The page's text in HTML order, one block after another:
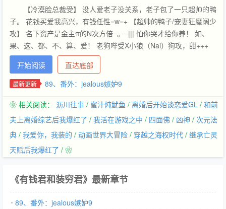
【冷漠脸总裁受】 没人爱老子没关系，老子包了一只超帅的鸭
子。 花钱买爱我高兴，有钱任性=w=+ 【超帅的鸭子/宠妻狂魔阔少
攻】 名下资产是金主π的N次方倍=。=||| 怕你哭才给你养！ 如、
果、这、都、不、算、爱！ 老狗哔受X小狼（Nai）狗攻，甜+++
“不想继承家产，只想抱着宝贝儿的大长腿调香水。” “就是穷，就
是需要总裁关爱，撑死不掉马。” 标签：强强 业界精英 励志人生
甜文 主角：裴缜，韩复 ┃ 配角：易长晴，余闻哲 ┃ 其它：调香
开始阅读 直达底部
最新更新 89、番外：jealous嫉妒9
❀ 相关阅读： 沥川往事 / 蜜汁炖鱿鱼 / 离婚后开始谈恋爱GL / 和前
夫上离婚综艺后我爆红了 / 我活在游戏之中 / 四面佛 / 凶神 / 次元法
典 / 我爱你，我装的 / 动画世界大冒险 / 穿越之海权时代 / 继承亡灵
天赋后我爆红了 / ❀
《有钱君和装穷君》最新章节
89、番外：jealous嫉妒9